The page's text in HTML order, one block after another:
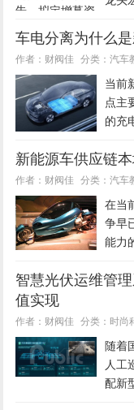
电、
充流
车电分离为什么
作者：财阀佳 分类：汽车
当前
点主
的充
却步
露头
新能源车供应链
作者：财阀佳 分类：汽车
在当
争早
能力
产，
智慧光伏运维管
值实现
作者：财阀佳 分类： 时尚
随着
人工
配新